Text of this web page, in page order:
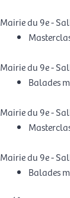
Mairie du 9e -
Mairie du 9e -
Balades
Mairie du 9e -
Mairie du 9e -
Balades